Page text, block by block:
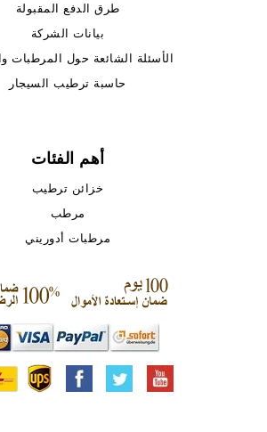
طرق الدفع المقبولة
بيانات الشركة
الأسئلة الشائعة حول المرطبات
حاسبة ترطيب السيجار
أهم الفئات
خزائن ترطيب
مرطب
مرطبات أدوريني